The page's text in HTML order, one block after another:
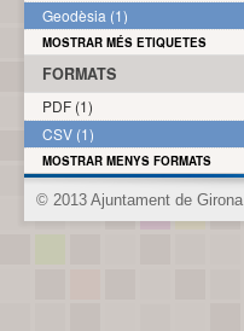
Geodèsia (1)
MOSTRAR MÉS ETIQUETES
FORMATS
PDF (1)
CSV (1)
MOSTRAR MENYS FORMATS
© 2013 Ajuntament de Girona